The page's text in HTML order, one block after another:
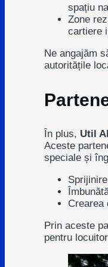
spațiu
Zone
cartiere
Ne angajăm
autoritățile
În plus, Util
Aceste
speciale și
Crearea
Prin aceste
pentru